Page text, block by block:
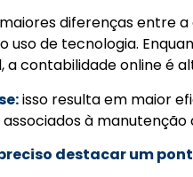
diferenças entre
uso de tecnologia.
a contabilidade online é
isso resulta em maior
à
destacar um